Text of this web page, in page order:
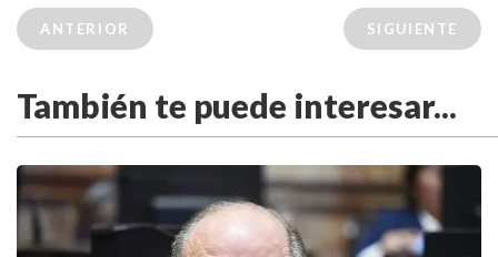
ANTERIOR SIGUIENTE
También te puede interesar...